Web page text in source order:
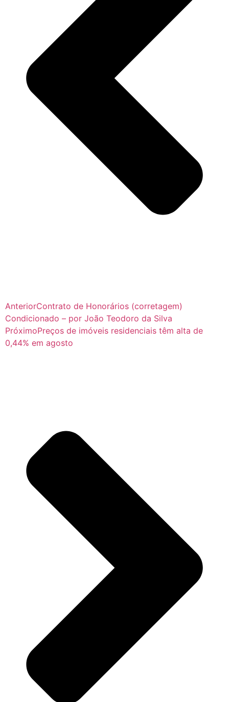
AnteriorContrato de Honorários (corretagem)
Condicionado – por João Teodoro da Silva
PróximoPreços de imóveis residenciais têm alta de
0,44% em agosto